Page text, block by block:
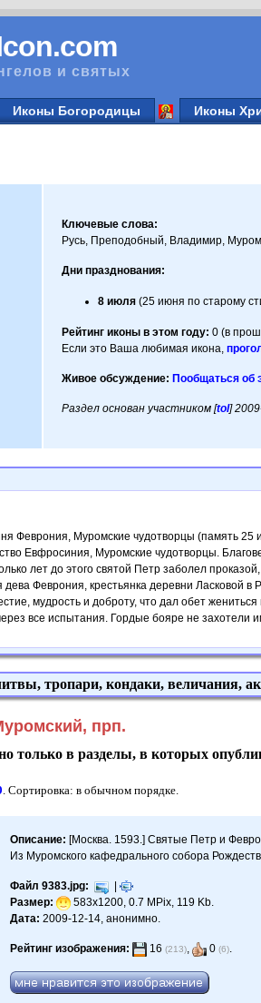
и святых
Иконы Богородицы Иконы
Ключевые слова:
Русь, Преподобный, Владимир,
Дни празднования:
8 июля (25 июня по старому
Рейтинг иконы в этом году: 0 (в
Если это Ваша любимая икона,
Живое обсуждение: Пообщаться об
Раздел основан участником [tol]
Феврония, Муромские чудотворцы (память
Евфросиния, Муромские чудотворцы.
лет до этого святой Петр заболел
дева Феврония, крестьянка деревни Ласковой
мудрость и доброту, что дал обет
все испытания. Гордые бояре не захотели
тропари, кондаки, величания,
прп.
только в разделы, в которых
. Сортировка: в обычном порядке.
Описание: [Москва. 1593.] Святые Петр и
Из Муромского кафедрального собора
Файл 9383.jpg:
|
Размер:
583x1200, 0.7 MPix, 119 Kb.
Дата: 2009-12-14, анонимно.
Рейтинг изображения: 16(213), 0(6).